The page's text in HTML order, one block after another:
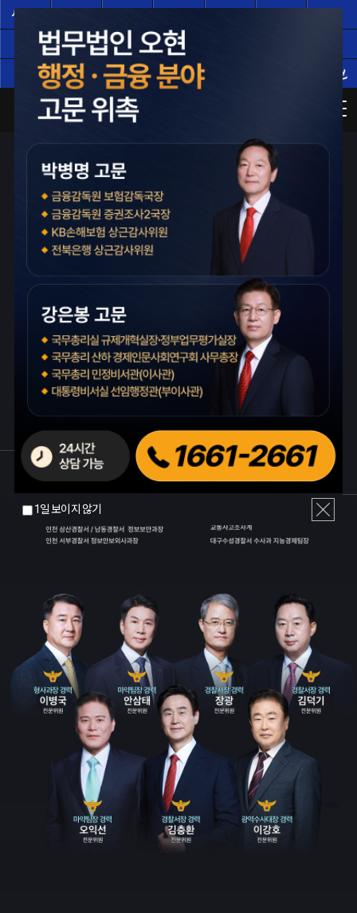
1일 보이지 않기
서울
의정부 성남 창원
울산 부천 남양주
사기·횡령·배임 사건의 구조를 아는 전문가
검사장·지청장·부장검사
지능경제팀장 역임 등
경제범죄전문가가
압수·추징 대응 전략을 세웁니다